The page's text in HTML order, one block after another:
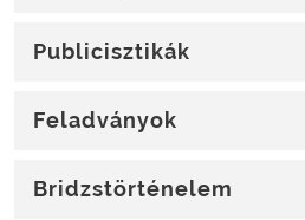
Publicisztikák
Feladványok
Bridzstörténelem